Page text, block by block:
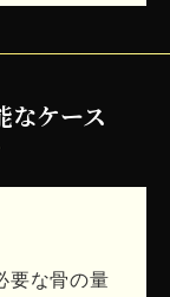
なケース
要な骨の量